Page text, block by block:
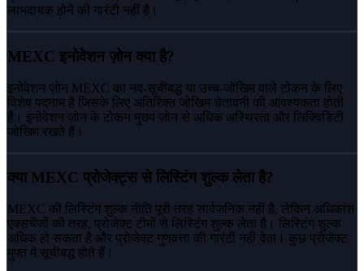
लाभदायक होने की गारंटी नहीं है।
MEXC इनोवेशन ज़ोन क्या है?
इनोवेशन ज़ोन MEXC का नव-सूचीबद्ध या उच्च-जोखिम वाले टोकन के लिए
विशेष पदनाम है जिसके लिए अतिरिक्त जोखिम चेतावनी की आवश्यकता होती
है। इनोवेशन ज़ोन के टोकन मुख्य ज़ोन से अधिक अस्थिरता और लिक्विडिटी
जोखिम रखते हैं।
क्या MEXC प्रोजेक्ट्स से लिस्टिंग शुल्क लेता है?
MEXC की लिस्टिंग शुल्क नीति पूरी तरह सार्वजनिक नहीं है, लेकिन अधिकांश
एक्सचेंजों की तरह, प्रोजेक्ट टीमों से लिस्टिंग शुल्क लेता है। लिस्टिंग शुल्क
अधिक हो सकता है और प्रोजेक्ट गुणवत्ता की गारंटी नहीं देता। कुछ प्रोजेक्ट
मुफ्त में सूचीबद्ध होते हैं।